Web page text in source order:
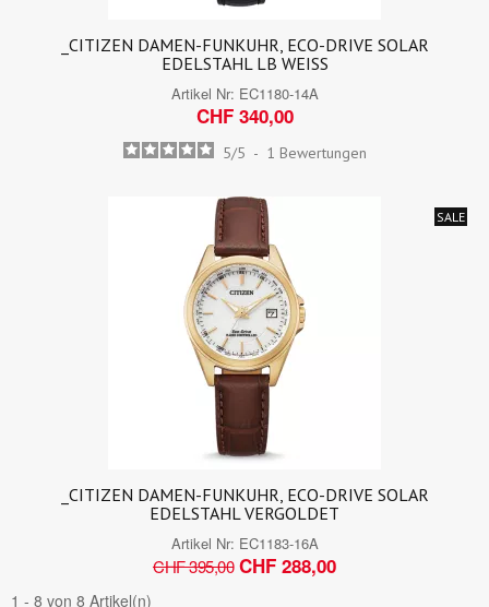
_CITIZEN DAMEN-FUNKUHR, ECO-DRIVE SOLAR
EDELSTAHL LB WEISS
Artikel Nr: EC1180-14A
CHF 340,00
5/5 - 1 Bewertungen
SALE
_CITIZEN DAMEN-FUNKUHR, ECO-DRIVE SOLAR
EDELSTAHL VERGOLDET
Artikel Nr: EC1183-16A
CHF 395,00 CHF 288,00
1 - 8 von 8 Artikel(n)